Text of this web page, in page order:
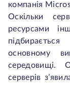
компанія
Оскільки
ресурсами
основному
середовищі.
серверів